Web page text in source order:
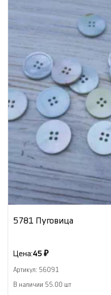
5781 Пуговица
Цена:45 ₽
Артикул: 56091
В наличии 55.00 шт